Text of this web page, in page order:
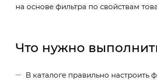
на основе фильтра по свойствам
Что нужно
В каталоге правильно настроить